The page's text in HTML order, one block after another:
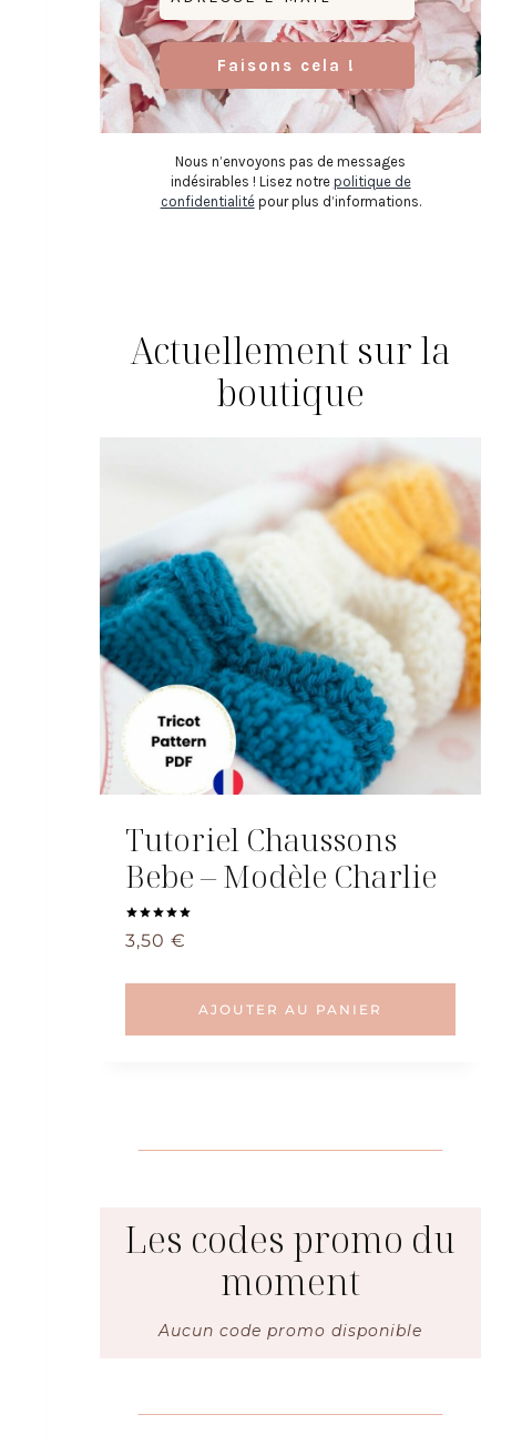
Nous n’envoyons pas de messages
indésirables ! Lisez notre politique de
confidentialitépour plus d’informations.
Actuellement sur la
boutique
Tutoriel Chaussons
Bebe – Modèle Charlie
Note
5.00
3,50€
AJOUTER AU PANIER
Les codes promo du
moment
Aucun code promo disponible